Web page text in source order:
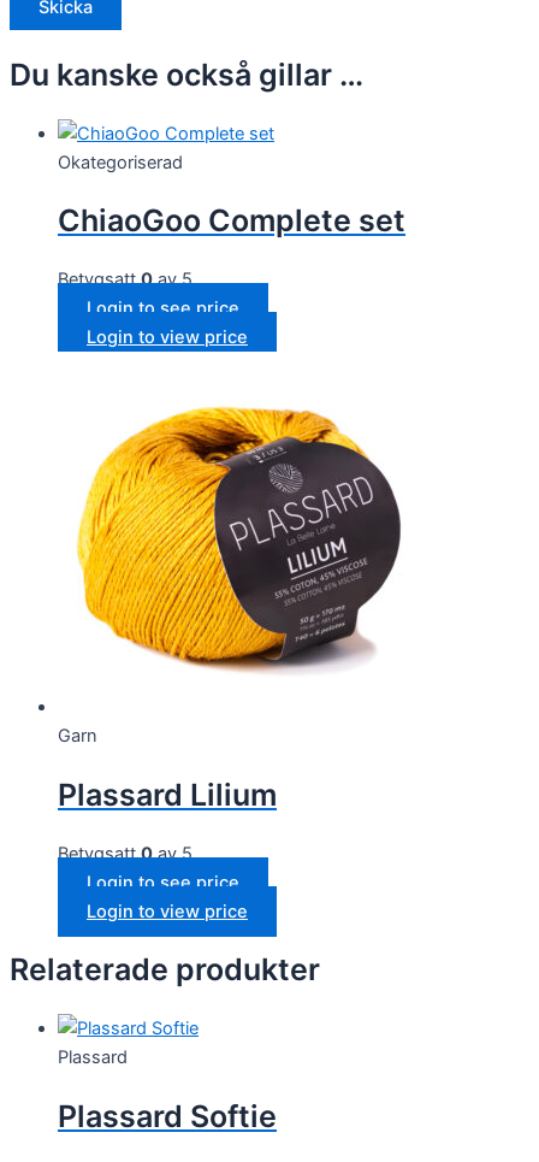
Du kanske också gillar …
Okategoriserad
ChiaoGoo Complete set
Betygsatt0av 5
Login to see price
Login to view price
Garn
Plassard Lilium
Betygsatt0av 5
Login to see price
Login to view price
Relaterade produkter
Plassard
Plassard Softie